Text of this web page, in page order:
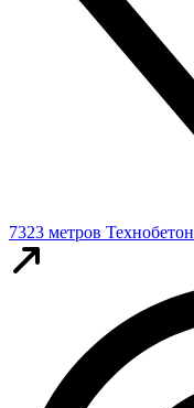
7323 метров Технобетон